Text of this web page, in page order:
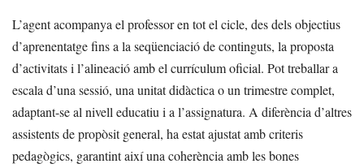
L’agent acompanya el professor en tot el cicle, des dels objectius
d’aprenentatge fins a la seqüenciació de continguts, la proposta
d’activitats i l’alineació amb el currículum oficial. Pot treballar a
escala d’una sessió, una unitat didàctica o un trimestre complet,
adaptant-se al nivell educatiu i a l’assignatura. A diferència d’altres
assistents de propòsit general, ha estat ajustat amb criteris
pedagògics, garantint així una coherència amb les bones